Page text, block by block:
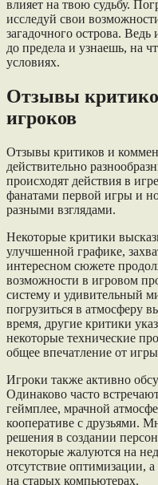
влияет на твою судьбу.
исследуй свои
загадочного острова.
до предела и узнаешь, на
условиях.
Отзывы
игроков
Отзывы критиков и
действительно
происходят действия в
фанатами первой игры и
разными взглядами.
Некоторые критики
улучшенной графике,
интересном сюжете
возможности в игровом
систему и удивительный
погрузиться в атмосферу
время, другие критики
некоторые технические
общее впечатление от
Игроки также активно
Одинаково часто
геймплее, мрачной
кооперативе с друзьями.
решения в создании
некоторые жалуются на
отсутствие оптимизации,
на старых компьютерах.